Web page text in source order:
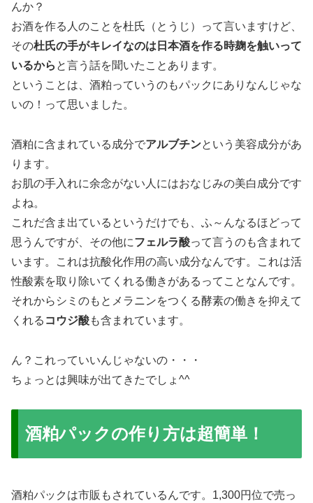
んか？
お酒を作る人のことを杜氏（とうじ）って言いますけど、
その杜氏の手がキレイなのは日本酒を作る時麹を触いって
いるから と言う話を聞いたことあります。
ということは、酒粕っていうのもパックにありなんじゃな
いの！って思いました。
酒粕に含まれている成分でアルブチンという美容成分があ
ります。
お肌の手入れに余念がない人にはおなじみの美白成分です
よね。
これだ含ま出ているというだけでも、ふ～んなるほどって
思うんですが、その他にフェルラ酸って言うのも含まれて
います。これは抗酸化作用の高い成分なんです。これは活
性酸素を取り除いてくれる働きがあるってことなんです。
それからシミのもとメラニンをつくる酵素の働きを抑えて
くれる コウジ酸も含まれています。
ん？これっていいんじゃないの・・・
ちょっとは興味が出てきたでしょ^^
酒粕パックの作り方は超簡単！
酒粕パックは市販もされているんです。1,300円位で売っ